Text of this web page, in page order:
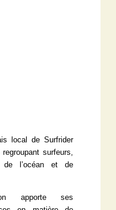
local de Surfrider
surfeurs,
de l’océan et de
apporte ses